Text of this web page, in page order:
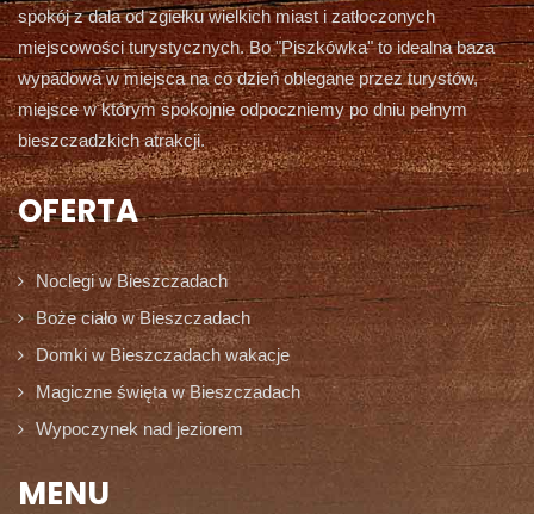
spokój z dala od zgiełku wielkich miast i zatłoczonych
miejscowości turystycznych. Bo "Piszkówka" to idealna baza
wypadowa w miejsca na co dzień oblegane przez turystów,
miejsce w którym spokojnie odpoczniemy po dniu pełnym
bieszczadzkich atrakcji.
OFERTA
Noclegi w Bieszczadach
Boże ciało w Bieszczadach
Domki w Bieszczadach wakacje
Magiczne święta w Bieszczadach
Wypoczynek nad jeziorem
MENU